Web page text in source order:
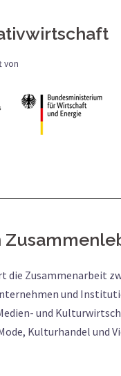
von
Zusammenarbeit
und
und
Kulturhandel und